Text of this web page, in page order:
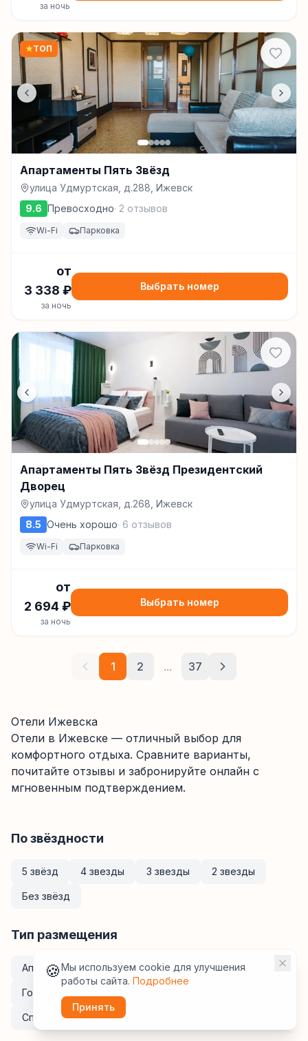
за ночь
★ТОП
Апартаменты Пять Звёзд
улица Удмуртская, д.288, Ижевск
9.6 Превосходно· 2 отзывов
Wi-Fi Парковка
от
3 338 ₽
за ночь
Выбрать номер
Апартаменты Пять Звёзд Президентский
Дворец
улица Удмуртская, д.268, Ижевск
8.5 Очень хорошо· 6 отзывов
Wi-Fi Парковка
от
2 694 ₽
за ночь
Выбрать номер
1 2 ... 37
Отели Ижевска
Отели в Ижевске — отличный выбор для
комфортного отдыха. Сравните варианты,
почитайте отзывы и забронируйте онлайн с
мгновенным подтверждением.
По звёздности
5 звёзд 4 звезды 3 звезды 2 звезды
Без звёзд
Тип размещения
Апартаменты Курортные отели Хостелы
Гостевые дома
Спа-отели Санатории
🍪Мы используем cookie для улучшения
работы сайта. Подробнее
Принять